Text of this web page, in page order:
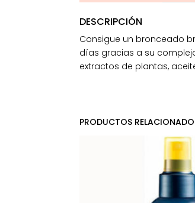
DESCRIPCIÓN
Consigue un bronceado
días gracias a su
extractos de plantas,
PRODUCTOS